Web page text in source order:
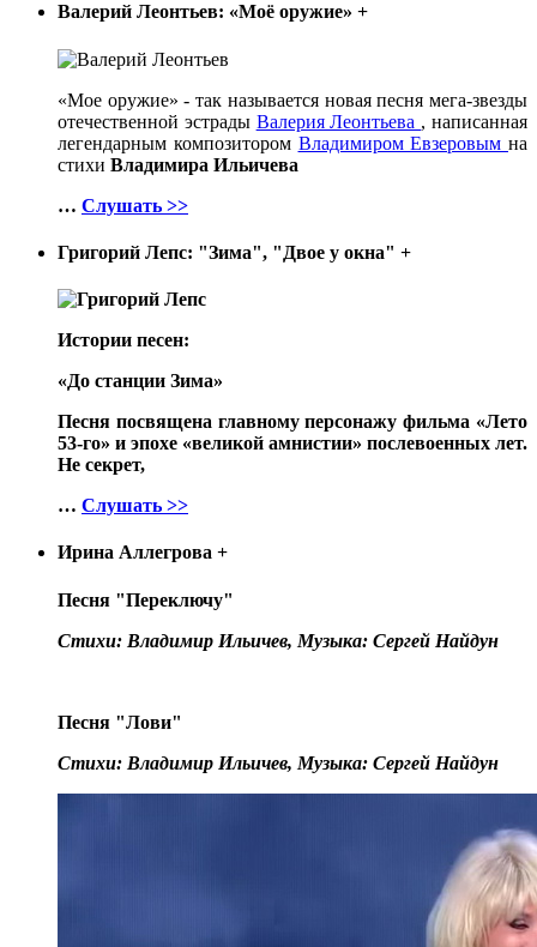
Валерий Леонтьев: «Моё оружие» +
«Мое оружие» - так называется новая песня мега-звезды
отечественной эстрады Валерия Леонтьева , написанная
легендарным композитором Владимиром Евзеровым на
стихи Владимира Ильичева
… Слушать >>
Григорий Лепс: "Зима", "Двое у окна" +
Истории песен:
«До станции Зима»
Песня посвящена главному персонажу фильма «Лето
53-го» и эпохе «великой амнистии» послевоенных лет.
Не секрет,
… Слушать >>
Ирина Аллегрова +
Песня "Переключу"
Стихи: Владимир Ильичев, Музыка: Сергей Найдун
Песня "Лови"
Стихи: Владимир Ильичев, Музыка: Сергей Найдун